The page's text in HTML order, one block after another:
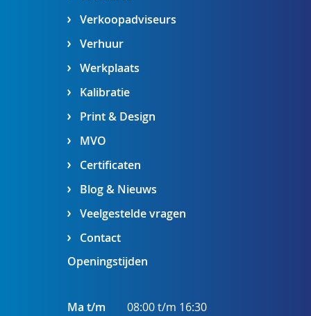
Verkoopadviseurs
Verhuur
Werkplaats
Kalibratie
Print & Design
MVO
Certificaten
Blog & Nieuws
Veelgestelde vragen
Contact
Openingstijden
Ma t/m
08:00 t/m 16:30